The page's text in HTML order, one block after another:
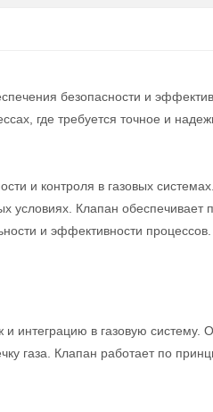
безопасности и
где требуется точное и
и контроля в газовых
условиях. Клапан обеспечивает
и эффективности процессов.
и интеграцию в газовую систему.
газа. Клапан работает по